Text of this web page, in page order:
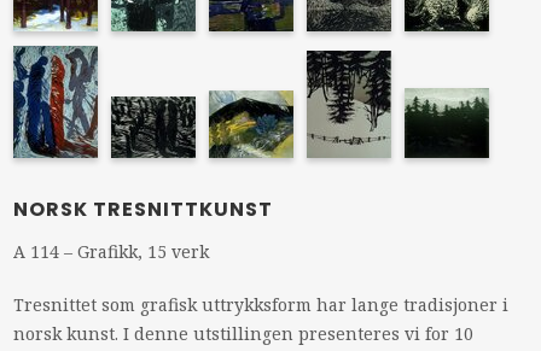
NORSK TRESNITTKUNST
A 114 – Grafikk, 15 verk
Tresnittet som grafisk uttrykksform har lange tradisjoner i
norsk kunst. I denne utstillingen presenteres vi for 10